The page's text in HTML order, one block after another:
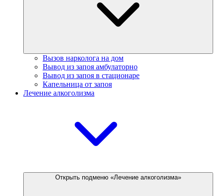
Вызов нарколога на дом
Вывод из запоя амбулаторно
Вывод из запоя в стационаре
Капельница от запоя
Лечение алкоголизма
Открыть подменю «Лечение алкоголизма»